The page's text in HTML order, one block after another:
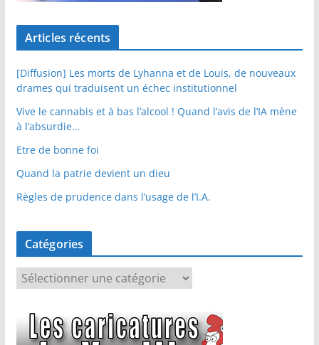
Articles récents
[Diffusion] Les morts de Lyhanna et de Louis, de nouveaux
drames qui traduisent un échec institutionnel
Vive le cannabis et à bas l’alcool ! Quand l’avis de l’IA mène
à l’absurdie…
Etre de bonne foi
Quand la patrie devient un dieu
Règles de prudence dans l’usage de l’I.A.
Catégories
é